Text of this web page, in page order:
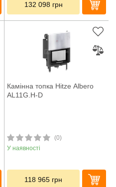
132 098 грн
Камінна топка Hitze Albero
AL11G.H-D
(0)
У наявності
118 965 грн